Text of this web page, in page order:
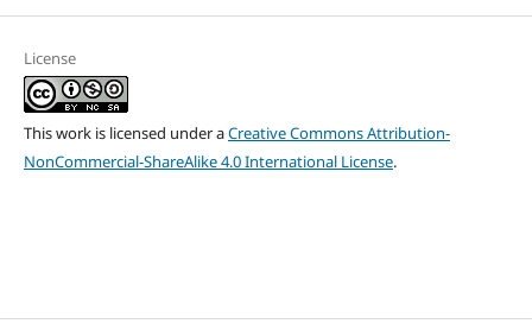
License
This work is licensed under aCreative Commons Attribution-
NonCommercial-ShareAlike 4.0 International License.